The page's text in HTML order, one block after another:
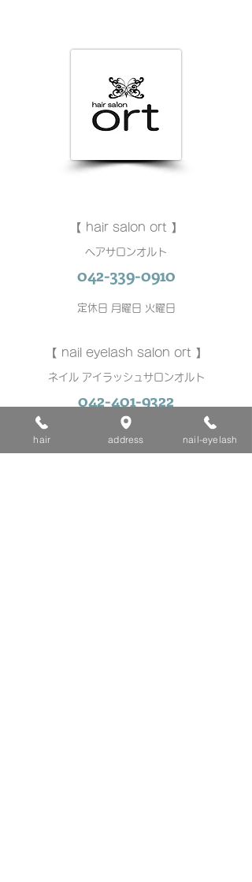
【 hair salon ort 】
ヘアサロンオルト
042-339-0910
定休日 月曜日 火曜日
【 nail eyelash salon ort 】
ネイル アイラッシュサロンオルト
042-401-9322
不定休
hair address nail-eyelash